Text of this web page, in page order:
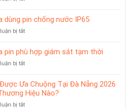
cho
vàng
giá
từ
tiện
6
camera
có
sạc
dùng pin chống nước IP65
bị tắtở
8
camera
dùng
chống
nước
IP65
pin phù hợp giám sát tạm thời
bị tắtở
5
camera
pin
phù
Ưa Chuộng Tại Đà Nẵng 2026
Hiệu Nào?
bị tắtở